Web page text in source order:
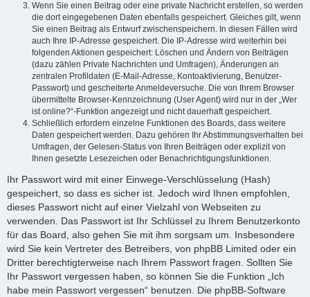
Wenn Sie einen Beitrag oder eine private Nachricht erstellen, so werden
die dort eingegebenen Daten ebenfalls gespeichert. Gleiches gilt, wenn
Sie einen Beitrag als Entwurf zwischenspeichern. In diesen Fällen wird
auch Ihre IP-Adresse gespeichert. Die IP-Adresse wird weiterhin bei
folgenden Aktionen gespeichert: Löschen und Ändern von Beiträgen
(dazu zählen Private Nachrichten und Umfragen), Änderungen an
zentralen Profildaten (E-Mail-Adresse, Kontoaktivierung, Benutzer-
Passwort) und gescheiterte Anmeldeversuche. Die von Ihrem Browser
übermittelte Browser-Kennzeichnung (User Agent) wird nur in der „Wer
ist online?“-Funktion angezeigt und nicht dauerhaft gespeichert.
Schließlich erfordern einzelne Funktionen des Boards, dass weitere
Daten gespeichert werden. Dazu gehören Ihr Abstimmungsverhalten bei
Umfragen, der Gelesen-Status von Ihren Beiträgen oder explizit von
Ihnen gesetzte Lesezeichen oder Benachrichtigungsfunktionen.
Ihr Passwort wird mit einer Einwege-Verschlüsselung (Hash)
gespeichert, so dass es sicher ist. Jedoch wird Ihnen empfohlen,
dieses Passwort nicht auf einer Vielzahl von Webseiten zu
verwenden. Das Passwort ist Ihr Schlüssel zu Ihrem Benutzerkonto
für das Board, also gehen Sie mit ihm sorgsam um. Insbesondere
wird Sie kein Vertreter des Betreibers, von phpBB Limited oder ein
Dritter berechtigterweise nach Ihrem Passwort fragen. Sollten Sie
Ihr Passwort vergessen haben, so können Sie die Funktion „Ich
habe mein Passwort vergessen“ benutzen. Die phpBB-Software